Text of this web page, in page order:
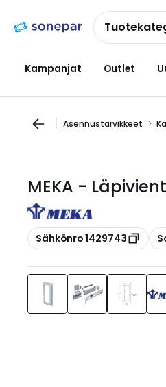
navigointiinsisältöön
Kampanjat Outlet
Asennustarvikkeet
MEKA -
Kopioi
Sähkönro 1429743